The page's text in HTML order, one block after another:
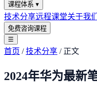
课程体系 ▾
技术分享远程课堂关于我们
免费咨询课程
☰
首页 /技术分享 / 正文
2024年华为最新